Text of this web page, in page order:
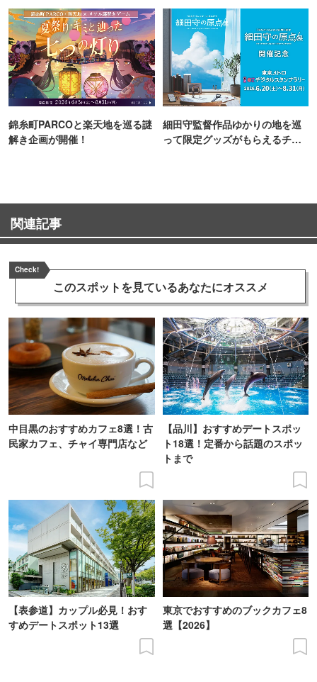
錦糸町PARCOと楽天地を巡る謎
解き企画が開催！
細田守監督作品ゆかりの地を巡
って限定グッズがもらえるチャ
関連記事
Check!
このスポットを見ているあなたにオススメ
中目黒のおすすめカフェ8選！古
民家カフェ、チャイ専門店など
【品川】おすすめデートスポッ
ト18選！定番から話題のスポッ
トまで
【表参道】カップル必見！おす
すめデートスポット13選
東京でおすすめのブックカフェ8
選【2026】